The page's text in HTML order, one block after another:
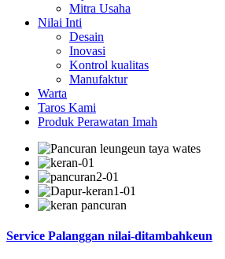
Mitra Usaha
Nilai Inti
Desain
Inovasi
Kontrol kualitas
Manufaktur
Warta
Taros Kami
Produk Perawatan Imah
Service Palanggan nilai-ditambahkeun